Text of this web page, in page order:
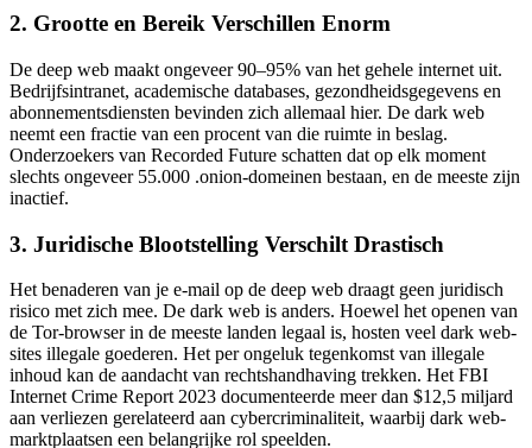
2. Grootte en Bereik Verschillen Enorm
De deep web maakt ongeveer 90–95% van het gehele internet uit.
Bedrijfsintranet, academische databases, gezondheidsgegevens en
abonnementsdiensten bevinden zich allemaal hier. De dark web
neemt een fractie van een procent van die ruimte in beslag.
Onderzoekers van Recorded Future schatten dat op elk moment
slechts ongeveer 55.000 .onion-domeinen bestaan, en de meeste zijn
inactief.
3. Juridische Blootstelling Verschilt Drastisch
Het benaderen van je e-mail op de deep web draagt geen juridisch
risico met zich mee. De dark web is anders. Hoewel het openen van
de Tor-browser in de meeste landen legaal is, hosten veel dark web-
sites illegale goederen. Het per ongeluk tegenkomst van illegale
inhoud kan de aandacht van rechtshandhaving trekken. Het FBI
Internet Crime Report 2023 documenteerde meer dan $12,5 miljard
aan verliezen gerelateerd aan cybercriminaliteit, waarbij dark web-
marktplaatsen een belangrijke rol speelden.